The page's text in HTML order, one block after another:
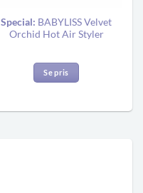
Special: BABYLISS Velvet
Orchid Hot Air Styler
Se pris